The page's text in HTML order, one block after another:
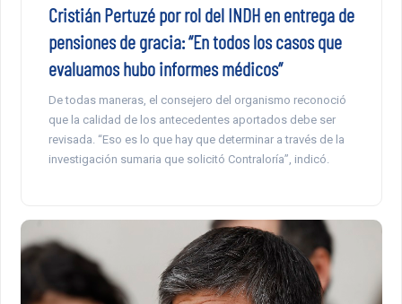
Cristián Pertuzé por rol del INDH en entrega de
pensiones de gracia: “En todos los casos que
evaluamos hubo informes médicos”
De todas maneras, el consejero del organismo reconoció
que la calidad de los antecedentes aportados debe ser
revisada. “Eso es lo que hay que determinar a través de la
investigación sumaria que solicitó Contraloría”, indicó.